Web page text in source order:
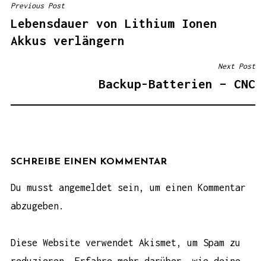
B
E
I
A
V
T
Previous Post
Lebensdauer von Lithium Ionen
Akkus verlängern
Next Post
Backup-Batterien – CNC
SCHREIBE EINEN KOMMENTAR
Du musst angemeldet sein, um einen Kommentar
abzugeben.
Diese Website verwendet Akismet, um Spam zu